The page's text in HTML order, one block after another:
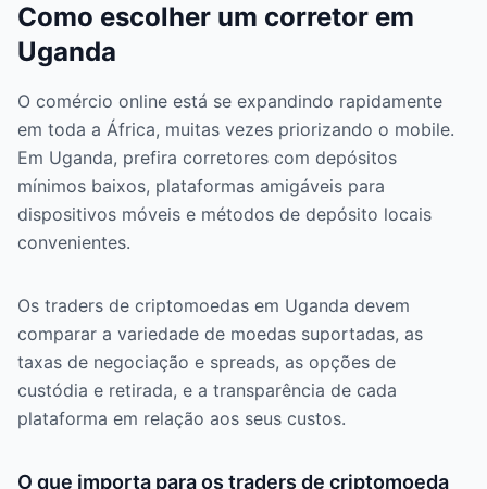
Como escolher um corretor em
Uganda
O comércio online está se expandindo rapidamente
em toda a África, muitas vezes priorizando o mobile.
Em Uganda, prefira corretores com depósitos
mínimos baixos, plataformas amigáveis para
dispositivos móveis e métodos de depósito locais
convenientes.
Os traders de criptomoedas em Uganda devem
comparar a variedade de moedas suportadas, as
taxas de negociação e spreads, as opções de
custódia e retirada, e a transparência de cada
plataforma em relação aos seus custos.
O que importa para os traders de criptomoeda